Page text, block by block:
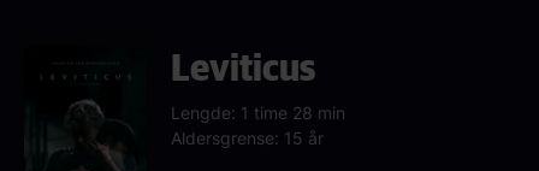
Leviticus
Lengde: 1 time 28 min
Aldersgrense: 15 år